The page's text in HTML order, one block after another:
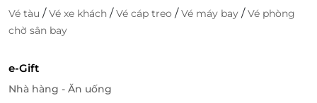
Vé tàu /Vé xe khách /Vé cáp treo /Vé máy bay /Vé phòng
chờ sân bay
e-Gift
Nhà hàng - Ăn uống